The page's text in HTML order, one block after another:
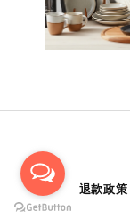
退款政策